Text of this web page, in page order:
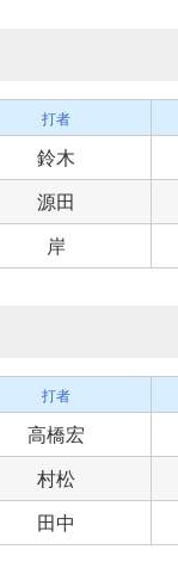
打者
鈴木
源田
岸
打者
高橋宏
村松
田中